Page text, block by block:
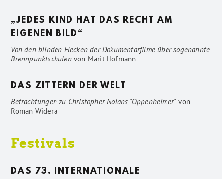
„JEDES KIND HAT DAS RECHT AM
EIGENEN BILD“
Von den blinden Flecken der Dokumentarfilme über sogenannte
Brennpunktschulenvon Marit Hofmann
DAS ZITTERN DER WELT
Betrachtungen zu Christopher Nolans "Oppenheimer" von
Roman Widera
Festivals
DAS 73. INTERNATIONALE